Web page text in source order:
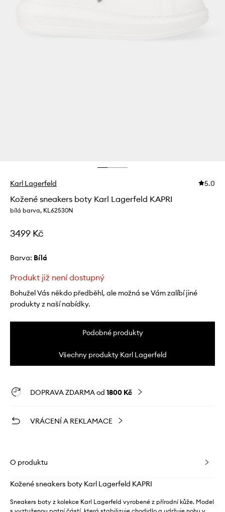
Karl Lagerfeld 5.0
Kožené sneakers boty Karl Lagerfeld KAPRI
bílá barva, KL62530N
3499 Kč
Barva: bílá
Produkt již není dostupný
Bohužel Vás někdo předběhl, ale možná se Vám zalíbí jiné
produkty z naší nabídky.
Podobné produkty
Všechny produkty Karl Lagerfeld
DOPRAVA ZDARMA od 1800 Kč
VRÁCENÍ A REKLAMACE
O produktu
Kožené sneakers boty Karl Lagerfeld KAPRI
Sneakers boty z kolekce Karl Lagerfeld vyrobené z přírodní kůže. Model